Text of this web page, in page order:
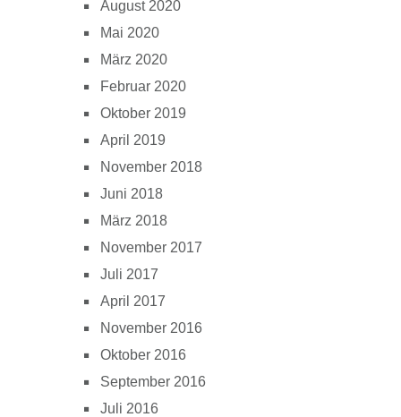
August 2020
Mai 2020
März 2020
Februar 2020
Oktober 2019
April 2019
November 2018
Juni 2018
März 2018
November 2017
Juli 2017
April 2017
November 2016
Oktober 2016
September 2016
Juli 2016